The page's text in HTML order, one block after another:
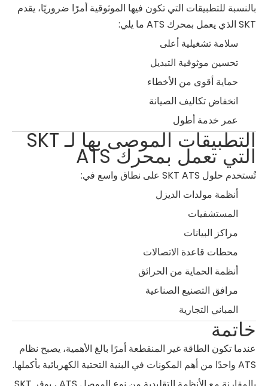
بالنسبة للتطبيقات التي تكون فيها الموثوقية أمرًا ضروريًا، يقدم
SKT الذي يعمل بمحرك ATS ما يلي:
سلامة تشغيلية أعلى
تحسين موثوقية التبديل
حماية أقوى من الأخطاء
انخفاض تكاليف الصيانة
عمر خدمة أطول
التطبيقات الموصى بها لـ SKT
التي تعمل بمحرك ATS
تُستخدم حلول SKT ATS على نطاق واسع في:
أنظمة مولدات الديزل
المستشفيات
مراكز البيانات
محطات قاعدة الاتصالات
أنظمة الحماية من الحرائق
مرافق التصنيع الصناعية
المباني التجارية
خاتمة
عندما تكون الطاقة غير المنقطعة أمرًا بالغ الأهمية، يصبح نظام
ATS واحدًا من أهم المكونات في البنية التحتية الكهربائية بأكملها.